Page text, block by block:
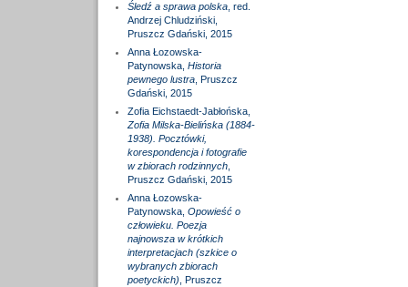
Śledź a sprawa polska, red.
Andrzej Chludziński,
Pruszcz Gdański, 2015
Anna Łozowska-
Patynowska, Historia
pewnego lustra, Pruszcz
Gdański, 2015
Zofia Eichstaedt-Jabłońska,
Zofia Milska-Bielińska (1884-
1938). Pocztówki,
korespondencja i fotografie
w zbiorach rodzinnych,
Pruszcz Gdański, 2015
Anna Łozowska-
Patynowska, Opowieść o
człowieku. Poezja
najnowsza w krótkich
interpretacjach (szkice o
wybranych zbiorach
poetyckich) , Pruszcz